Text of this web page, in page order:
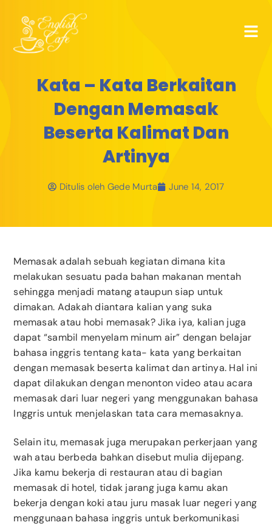
Kata – Kata Berkaitan
Dengan Memasak
Beserta Kalimat Dan
Artinya
Ditulis oleh Gede Murta June 14, 2017
Memasak adalah sebuah kegiatan dimana kita
melakukan sesuatu pada bahan makanan mentah
sehingga menjadi matang ataupun siap untuk
dimakan. Adakah diantara kalian yang suka
memasak atau hobi memasak? Jika iya, kalian juga
dapat “sambil menyelam minum air” dengan belajar
bahasa inggris tentang kata- kata yang berkaitan
dengan memasak beserta kalimat dan artinya. Hal ini
dapat dilakukan dengan menonton video atau acara
memasak dari luar negeri yang menggunakan bahasa
Inggris untuk menjelaskan tata cara memasaknya.
Selain itu, memasak juga merupakan perkerjaan yang
wah atau berbeda bahkan disebut mulia dijepang.
Jika kamu bekerja di restauran atau di bagian
memasak di hotel, tidak jarang juga kamu akan
bekerja dengan koki atau juru masak luar negeri yang
menggunaan bahasa inggris untuk berkomunikasi